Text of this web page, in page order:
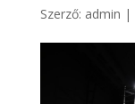
Szerző: admin |